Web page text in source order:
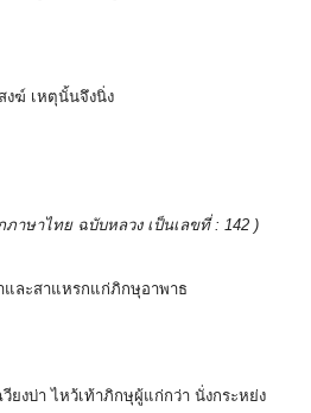
ฆ์ เหตุนั้นจึงนิ่ง
ภาษาไทย ฉบับหลวง เป็นเลขที่ : 142 )
และสาแหรกแก่ภิกษุอาพาธ
งบ่า ไหว้เท้าภิกษุผู้แก่กว่า นั่งกระหย่ง